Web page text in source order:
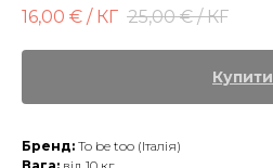
16,00 € / КГ 25,00 € / КГ
Купити
Бренд: To be too (Італія)